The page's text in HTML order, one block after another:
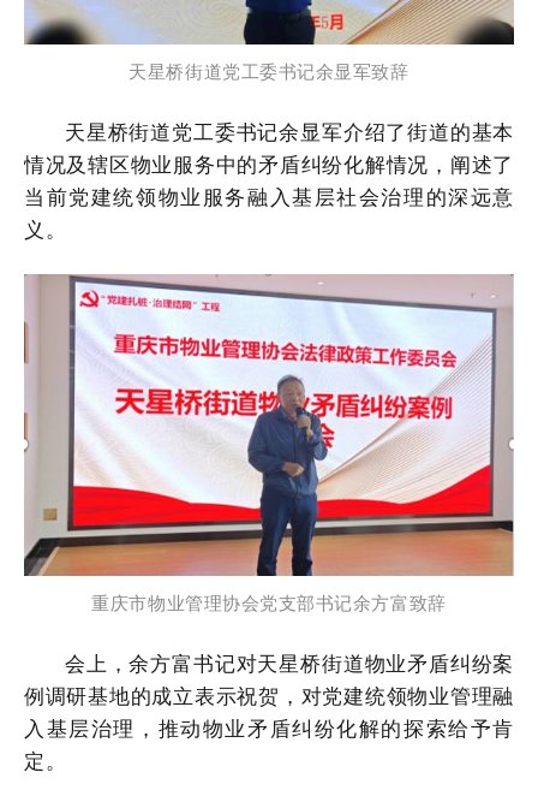
天星桥街道党工委书记余显军致辞
天星桥街道党工委书记余显军介绍了街道的基本
情况及辖区物业服务中的矛盾纠纷化解情况，阐述了
当前党建统领物业服务融入基层社会治理的深远意
义。
重庆市物业管理协会党支部书记余方富致辞
会上，余方富书记对天星桥街道物业矛盾纠纷案
例调研基地的成立表示祝贺，对党建统领物业管理融
入基层治理，推动物业矛盾纠纷化解的探索给予肯
定。